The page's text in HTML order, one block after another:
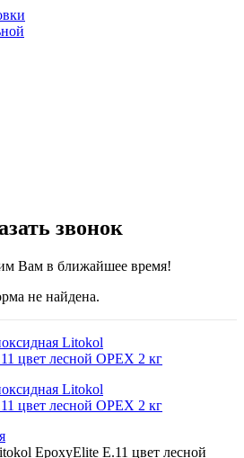
звонок
Вам в ближайшее время!
не найдена.